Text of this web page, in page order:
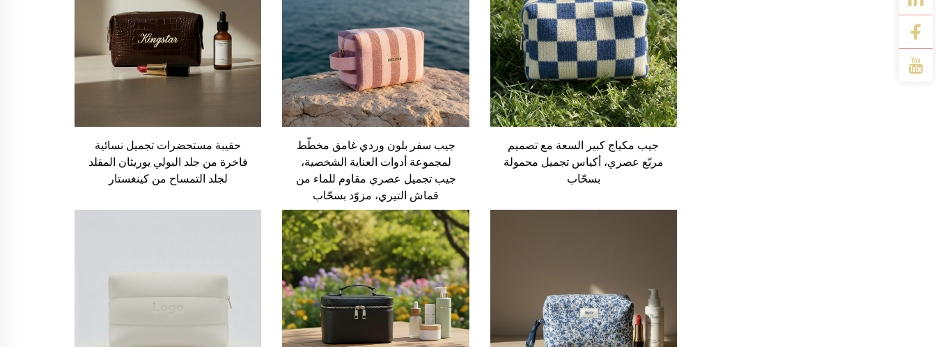
جيب مكياج كبير السعة مع تصميم
مربّع عصري، أكياس تجميل محمولة
بسحّاب
جيب سفر بلون وردي غامق مخطّط
لمجموعة أدوات العناية الشخصية،
جيب تجميل عصري مقاوم للماء من
قماش التيري، مزوّد بسحّاب
حقيبة مستحضرات تجميل نسائية
فاخرة من جلد البولي يوريثان المقلد
لجلد التمساح من كينغستار